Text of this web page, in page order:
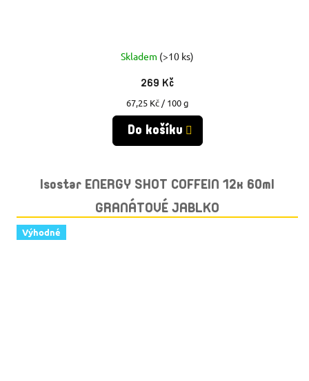
Skladem (>10 ks)
269 Kč
Měrná
cena:
67,25 Kč / 100 g
Do košíku
Isostar ENERGY SHOT COFFEIN 12x 60ml
GRANÁTOVÉ JABLKO
Výhodné